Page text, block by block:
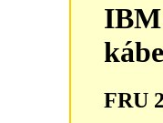
IBM
FRU